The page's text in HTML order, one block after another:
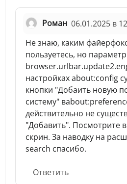
Роман 06.01.2025 в
Не знаю, каким
пользуетесь, но параметр
настройках about:config
кнопки "Добаить новую
систему"
действительно не
"Добавить". Посмотрите
скрин. За наводку на
search спасибо.
Ответить